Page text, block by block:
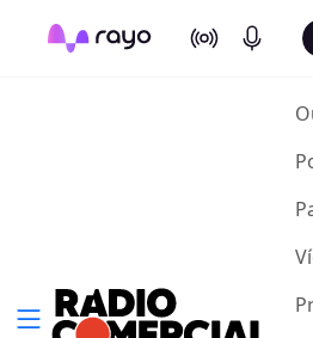
On Air Podcasts